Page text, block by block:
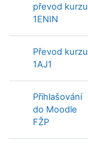
převod kurzu
1ENIN
Převod kurzu
1AJ1
Přihlašování
do Moodle
FŽP